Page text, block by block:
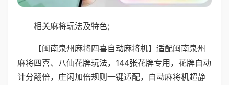
相关麻将玩法及特色;
【闽南泉州麻将四喜自动麻将机】适配闽南泉州
麻将四喜、八仙花牌玩法，144张花牌专用，花牌自动
计分翻倍，庄闲加倍规则一键适配，自动麻将机超静